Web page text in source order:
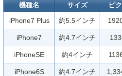
機種名 サイズ ピ
iPhone7 Plus
約5.5インチ
iPhone7 約4.7インチ
iPhoneSE 約4インチ
iPhone6S 約4.7インチ